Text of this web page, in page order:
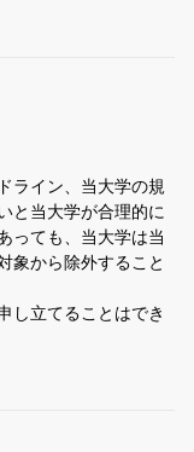
ライン、当大学の規
と当大学が合理的に
っても、当大学は当
象から除外すること
し立てることはでき